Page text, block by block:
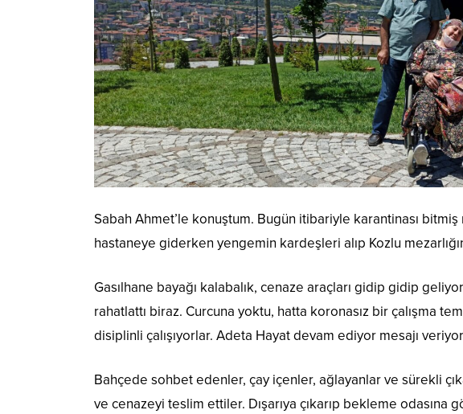
Sabah Ahmet’le konuştum. Bugün itibariyle karantinası
hastaneye giderken yengemin kardeşleri alıp Kozlu
Gasılhane bayağı kalabalık, cenaze araçları gidip gidip
rahatlattı biraz. Curcuna yoktu, hatta koronasız bir çalışma
disiplinli çalışıyorlar. Adeta Hayat devam ediyor mesajı
Bahçede sohbet edenler, çay içenler, ağlayanlar ve sürekli
ve cenazeyi teslim ettiler. Dışarıya çıkarıp bekleme odasına